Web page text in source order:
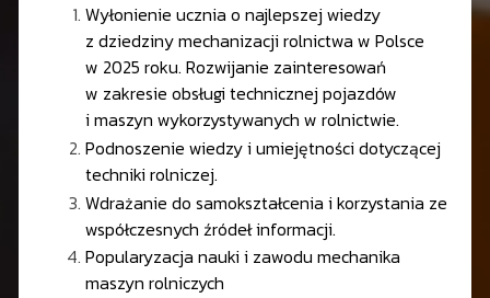
Wyłonienie ucznia o najlepszej wiedzy
z dziedziny mechanizacji rolnictwa w Polsce
w 2025 roku. Rozwijanie zainteresowań
w zakresie obsługi technicznej pojazdów
i maszyn wykorzystywanych w rolnictwie.
Podnoszenie wiedzy i umiejętności dotyczącej
techniki rolniczej.
Wdrażanie do samokształcenia i korzystania ze
współczesnych źródeł informacji.
Popularyzacja nauki i zawodu mechanika
maszyn rolniczych